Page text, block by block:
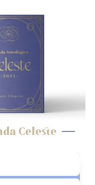
Celeste